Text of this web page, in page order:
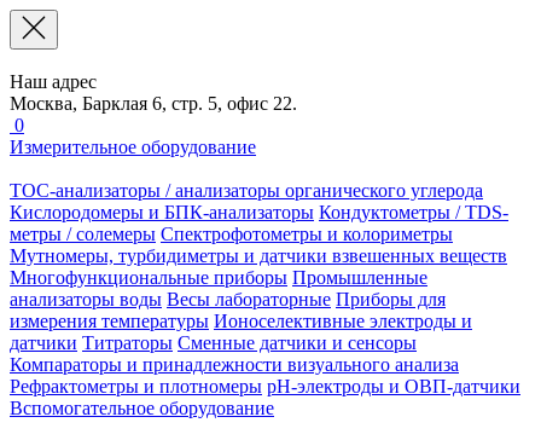
Наш адрес
Москва, Барклая 6, стр. 5, офис 22.
0
Измерительное оборудование
TOC-анализаторы / анализаторы органического углерода
Кислородомеры и БПК-анализаторы Кондуктометры / TDS-
метры / солемеры Спектрофотометры и колориметры
Мутномеры, турбидиметры и датчики взвешенных веществ
Многофункциональные приборы Промышленные
анализаторы воды Весы лабораторные Приборы для
измерения температуры Ионоселективные электроды и
датчики Титраторы Сменные датчики и сенсоры
Компараторы и принадлежности визуального анализа
Рефрактометры и плотномеры pH-электроды и ОВП-датчики
Вспомогательное оборудование